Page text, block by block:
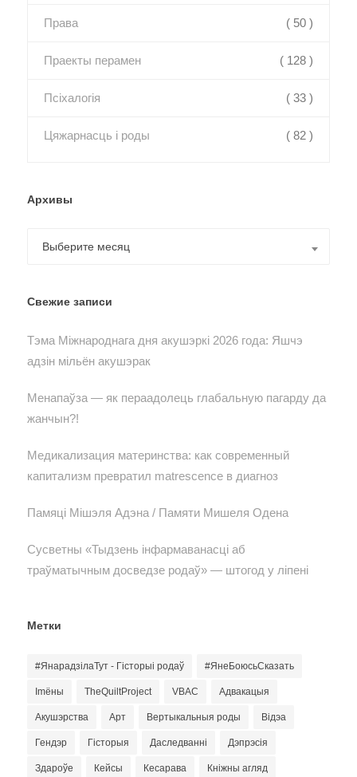
Права ( 50 )
Праекты перамен ( 128 )
Псіхалогія ( 33 )
Цяжарнасць і роды ( 82 )
Архивы
Выберите месяц
Свежие записи
Тэма Міжнароднага дня акушэркі 2026 года: Яшчэ
адзін мільён акушэрак
Менапаўза — як пераадолець глабальную пагарду да
жанчын?!
Медикализация материнства: как современный
капитализм превратил matrescence в диагноз
Памяці Мішэля Адэна / Памяти Мишеля Одена
Сусветны «Тыдзень інфармаванасці аб
траўматычным досведзе родаў» — штогод у ліпені
Метки
#ЯнарадзілаТут - Гісторыі родаў #ЯнеБоюсьСказать
Imёны TheQuiltProject VBAC Адвакацыя
Акушэрства Арт Вертыкальныя роды Відэа
Гендэр Гісторыя Даследванні Дэпрэсія
Здароўе Кейсы Кесарава Кніжны агляд